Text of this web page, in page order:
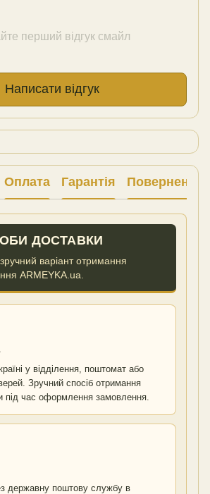
перший відгук смайл
Написати відгук
Оплата Гарантія Повернення
ДОСТАВКИ
варіант отримання
ARMEYKA.ua.
у відділення, поштомат або
Зручний спосіб отримання
під час оформлення замовлення.
державну поштову службу в